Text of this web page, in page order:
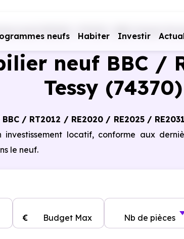
neufs Habiter Investir
neufs RE2020 - RT2012 - BBC Haute-
neuf BBC /
Tessy (74370)
/ RT2012 / RE2020 / RE2025 /
locatif, conforme aux
le neuf.
Budget Max
€ Nb de pièces